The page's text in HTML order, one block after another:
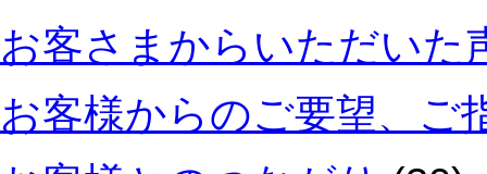
お客さまからいただいた
お客様からのご要望、ご